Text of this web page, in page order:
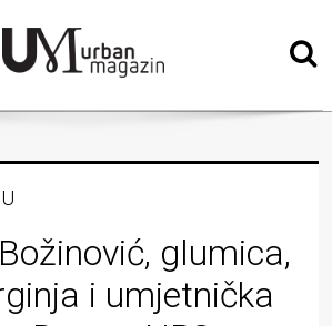
glumica,
i umjetnička